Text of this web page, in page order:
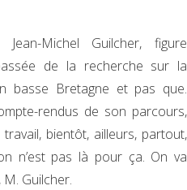
Michel Guilcher, figure
de la recherche sur la
basse Bretagne et pas que.
rendus de son parcours,
bientôt, ailleurs, partout,
n’est pas là pour ça. On va
Guilcher.